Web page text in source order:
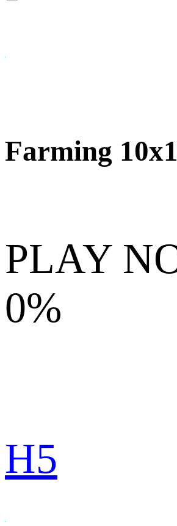
Farming
PLAY
0%
H5